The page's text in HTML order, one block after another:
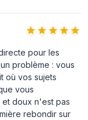
pour les
problème : vous
où vos sujets
vous
doux n'est pas
rebondir sur